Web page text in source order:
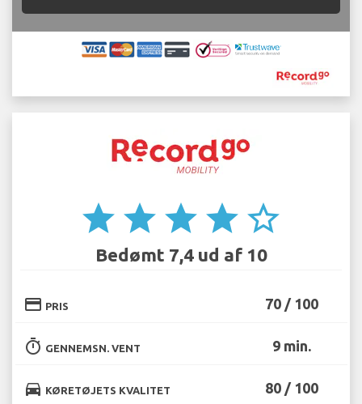
star star star star star_border
Bedømt 7,4 ud af 10
credit_card PRIS 70 / 100
timer GENNEMSN. VENT 9 min.
directions_car KØRETØJETS KVALITET 80 / 100